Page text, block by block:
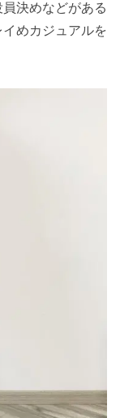
決めなどがある
めカジュアルを